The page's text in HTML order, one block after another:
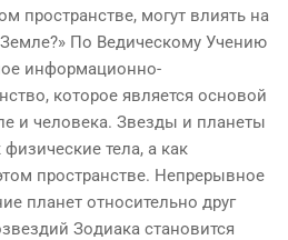
пространстве, могут влиять на
По Ведическому Учению
информационно-
которое является основой
и человека. Звезды и планеты
тела, а как
пространстве. Непрерывное
пла­нет относительно друг
Зо­диака становится